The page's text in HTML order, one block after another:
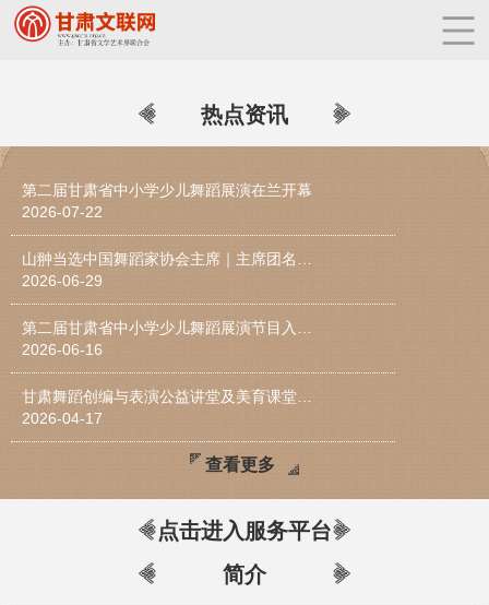
热点资讯
第二届甘肃省中小学少儿舞蹈展演在兰开幕
2026-07-22
2026-06-29
2026-06-16
2026-04-17
查看更多
点击进入服务平台
简介